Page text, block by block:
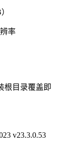
率
根目录覆盖即
v23.3.0.53